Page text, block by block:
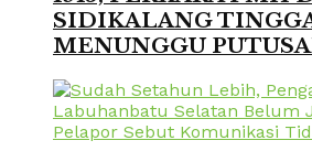
SIDIKALANG
MENUNGGU